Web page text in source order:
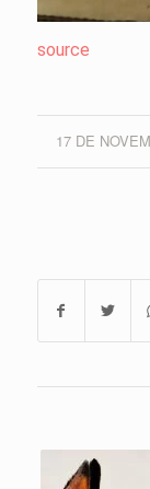
source
17 DE